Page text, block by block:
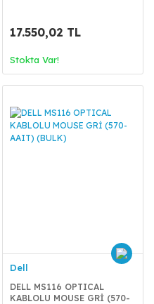
17.550,02 TL
Stokta Var!
Dell
DELL MS116 OPTICAL
KABLOLU MOUSE GRİ (570-